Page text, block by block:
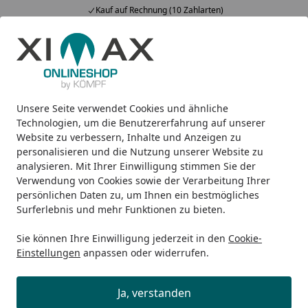
Unsere Seite verwendet Cookies und ähnliche
Technologien, um die Benutzererfahrung auf unserer
Website zu verbessern, Inhalte und Anzeigen zu
personalisieren und die Nutzung unserer Website zu
analysieren. Mit Ihrer Einwilligung stimmen Sie der
Verwendung von Cookies sowie der Verarbeitung Ihrer
persönlichen Daten zu, um Ihnen ein bestmögliches
Surferlebnis und mehr Funktionen zu bieten.
Sie können Ihre Einwilligung jederzeit in den Cookie-
Einstellungen anpassen oder widerrufen.
Ja, verstanden
Kauf auf Rechnung (10 Zahlarten)
Alle Produkte
Mein Konto
Suchen
Startseite
DPD Versand
DPD Versand
Besonders flexibel, besonders komfortabel: mit Versand
per DPD haben Sie jederzeit den vollen Überblick über
den aktuellen Lieferstatus. Sie können Ihr Paket in
wann der Paketbote bei Ihnen klingeln wird.
Dabei alles bietet die DPD App: